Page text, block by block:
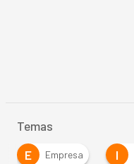
Temas
E
Empresa I